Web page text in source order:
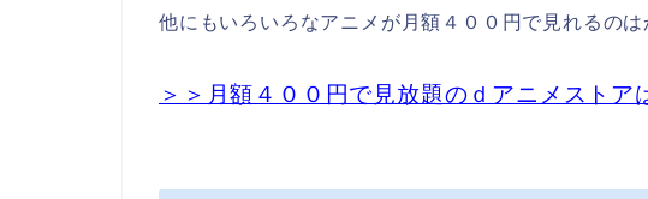
他にもいろいろなアニメが月額４００円で見れるのは
＞＞月額４００円で見放題のｄアニメストア